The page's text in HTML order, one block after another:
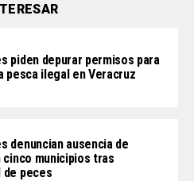
piden depurar permisos para
pesca ilegal en Veracruz
denuncian ausencia de
cinco municipios tras
de peces